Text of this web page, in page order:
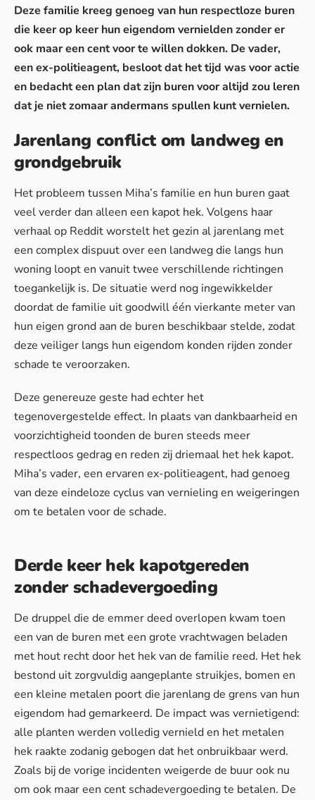
Deze familie kreeg genoeg van hun respectloze buren
die keer op keer hun eigendom vernielden zonder er
ook maar een cent voor te willen dokken. De vader,
een ex-politieagent, besloot dat het tijd was voor actie
en bedacht een plan dat zijn buren voor altijd zou leren
dat je niet zomaar andermans spullen kunt vernielen.
Jarenlang conflict om landweg en
grondgebruik
Het probleem tussen Miha’s familie en hun buren gaat
veel verder dan alleen een kapot hek. Volgens haar
verhaal op Reddit worstelt het gezin al jarenlang met
een complex dispuut over een landweg die langs hun
woning loopt en vanuit twee verschillende richtingen
toegankelijk is. De situatie werd nog ingewikkelder
doordat de familie uit goodwill één vierkante meter van
hun eigen grond aan de buren beschikbaar stelde, zodat
deze veiliger langs hun eigendom konden rijden zonder
schade te veroorzaken.
Deze genereuze geste had echter het
tegenovergestelde effect. In plaats van dankbaarheid en
voorzichtigheid toonden de buren steeds meer
respectloos gedrag en reden zij driemaal het hek kapot.
Miha’s vader, een ervaren ex-politieagent, had genoeg
van deze eindeloze cyclus van vernieling en weigeringen
om te betalen voor de schade.
Derde keer hek kapotgereden
zonder schadevergoeding
De druppel die de emmer deed overlopen kwam toen
een van de buren met een grote vrachtwagen beladen
met hout recht door het hek van de familie reed. Het hek
bestond uit zorgvuldig aangeplante struikjes, bomen en
een kleine metalen poort die jarenlang de grens van hun
eigendom had gemarkeerd. De impact was vernietigend:
alle planten werden volledig vernield en het metalen
hek raakte zodanig gebogen dat het onbruikbaar werd.
Zoals bij de vorige incidenten weigerde de buur ook nu
om ook maar een cent schadevergoeding te betalen. De